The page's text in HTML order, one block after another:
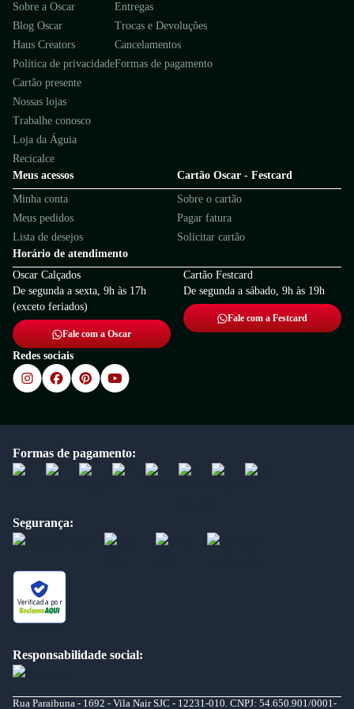
- Papete feminina Via Marte:
oferecer designs contemporâneos.
Como conservar sua papete?
Para cuidar da sua papete feminina, limpe-a regularmente com
de couro, use hidratante específico, mas se for de borracha ou
sintético, lave a mão com água fria e seque longe do sol ou calor.
Guarde-a em local arejado para evitar deformações e mantê-la
sempre em bom estado.
Garanta já o modelo de papete feminina perfeito para você!
Encontre o par perfeito de papete feminina na Oscar Calçados e
revolucione seu conforto e estilo. Com os melhores preços e
estilo!
Sobre a Oscar
Blog Oscar
Haus Creators
Política de privacidade
Cartão presente
Nossas lojas
Trabalhe conosco
Loja da Águia
Recicalce
Entregas
Trocas e Devoluções
Cancelamentos
Formas de pagamento
Meus acessos
Minha conta
Meus pedidos
Lista de desejos
Cartão Oscar - Festcard
Sobre o cartão
Pagar fatura
Solicitar cartão
Horário de atendimento
Oscar Calçados
De segunda a sexta, 9h às 17h
(exceto feriados)
Fale com a Oscar
Cartão Festcard
De segunda a sábado, 9h às 19h
Fale com a Festcard
Redes sociais
Formas de pagamento:
Segurança:
Verificada por
Responsabilidade social:
Rua Paraibuna - 1692 - Vila Nair SJC - 12231-010. CNPJ: 54.650.901/0001-